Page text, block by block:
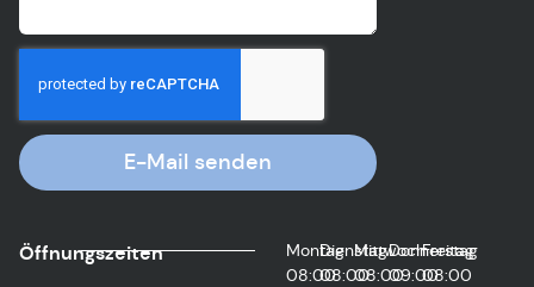
E-Mail senden
Öffnungszeiten
Montag
08:00
Dienstag
08:00
Mittwoch
08:00
Donnerstag
09:00
Freitag
08:00